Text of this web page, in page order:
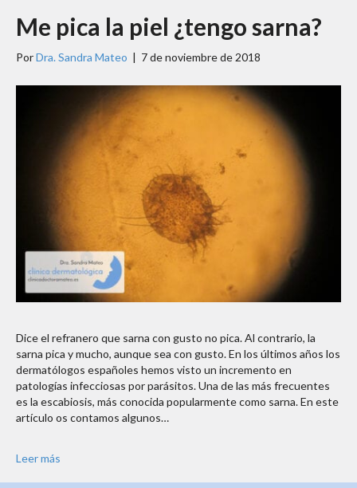
Me pica la piel ¿tengo sarna?
PorDra. Sandra Mateo | 7 de noviembre de 2018
Dice el refranero que sarna con gusto no pica. Al contrario, la
sarna pica y mucho, aunque sea con gusto. En los últimos años los
dermatólogos españoles hemos visto un incremento en
patologías infecciosas por parásitos. Una de las más frecuentes
es la escabiosis, más conocida popularmente como sarna. En este
artículo os contamos algunos…
Leer más